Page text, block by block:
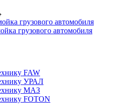
грузового автомобиля
грузового автомобиля
FAW
УРАЛ
МАЗ
FOTON